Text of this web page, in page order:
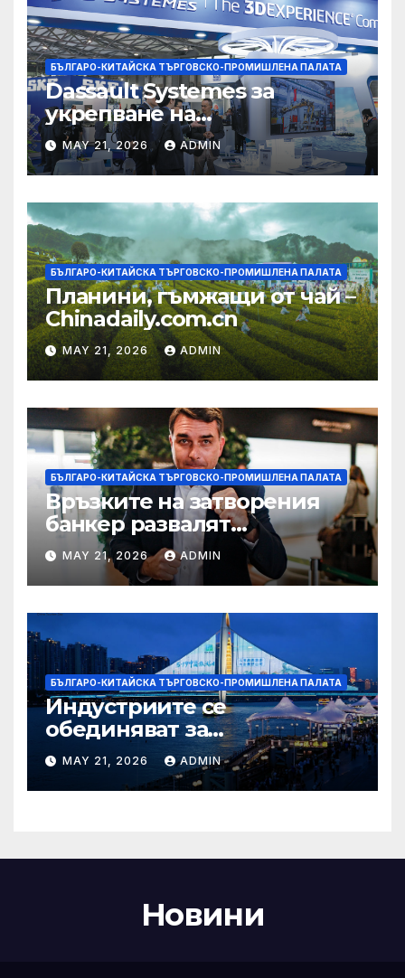
БЪЛГАРО-КИТАЙСКА ТЪРГОВСКО-ПРОМИШЛЕНА ПАЛАТА
Dassault Systemes за
укрепване на
изграждането на AI
екосистема в Китай
MAY 21, 2026 ADMIN
БЪЛГАРО-КИТАЙСКА ТЪРГОВСКО-ПРОМИШЛЕНА ПАЛАТА
Планини, гъмжащи от чай –
Chinadaily.com.cn
MAY 21, 2026 ADMIN
БЪЛГАРО-КИТАЙСКА ТЪРГОВСКО-ПРОМИШЛЕНА ПАЛАТА
Връзките на затворения
банкер развалят
надеждите на Флавио
Болсонаро за президент на
Бразилия
MAY 21, 2026 ADMIN
БЪЛГАРО-КИТАЙСКА ТЪРГОВСКО-ПРОМИШЛЕНА ПАЛАТА
Индустриите се
обединяват за
висококачествен растеж на
културния и
туристическия сектор
MAY 21, 2026 ADMIN
Новини